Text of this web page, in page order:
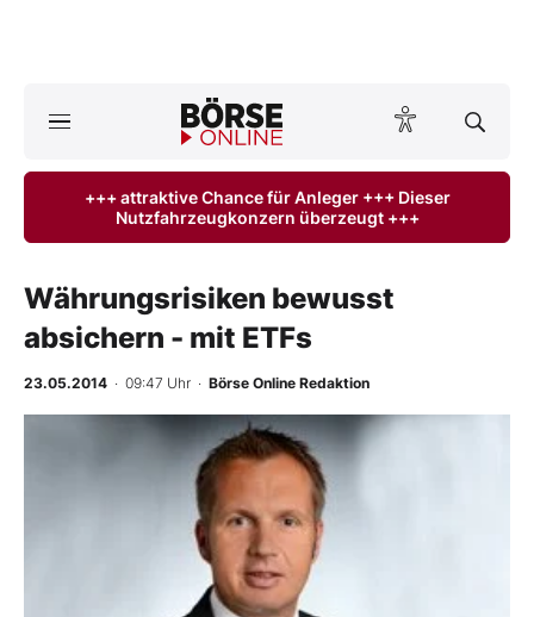
ktuelle Ausgabe BÖRSE ONLINE lesen
Anlageprodukte
Finanz-Check
BO-Musterdepots
+++ attraktive Chance für Anleger +++ Dieser
Nutzfahrzeugkonzern überzeugt +++
Währungsrisiken bewusst
absichern - mit ETFs
23.05.2014 · 09:47 Uhr · Börse Online Redaktion